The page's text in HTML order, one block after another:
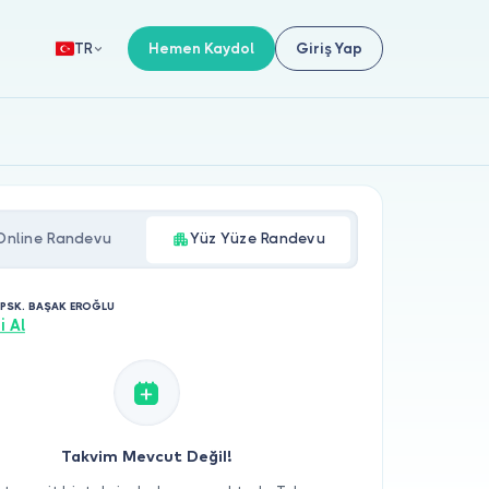
TR Hemen Kaydol Giriş Yap
Randevu Yüz Yüze Randevu
BAŞAK EROĞLU
Al
Takvim Mevcut Değil!